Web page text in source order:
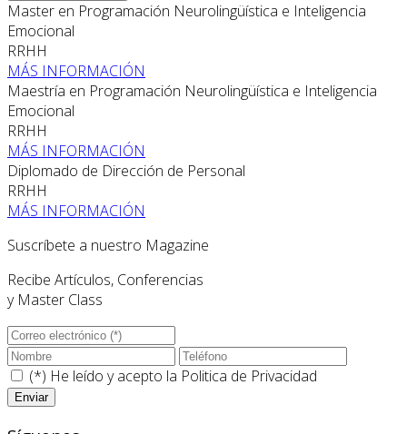
Master en Programación Neurolingüística e Inteligencia
Emocional
RRHH
MÁS INFORMACIÓN
Maestría en Programación Neurolingüística e Inteligencia
Emocional
RRHH
MÁS INFORMACIÓN
Diplomado de Dirección de Personal
RRHH
MÁS INFORMACIÓN
Suscríbete a nuestro Magazine
Recibe Artículos, Conferencias
y Master Class
(*) He leído y acepto la Politica de Privacidad